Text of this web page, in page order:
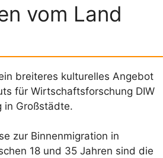
vom Land
breiteres kulturelles Angebot
für Wirtschaftsforschung DIW
in Großstädte.
zur Binnenmigration in
18 und 35 Jahren sind die